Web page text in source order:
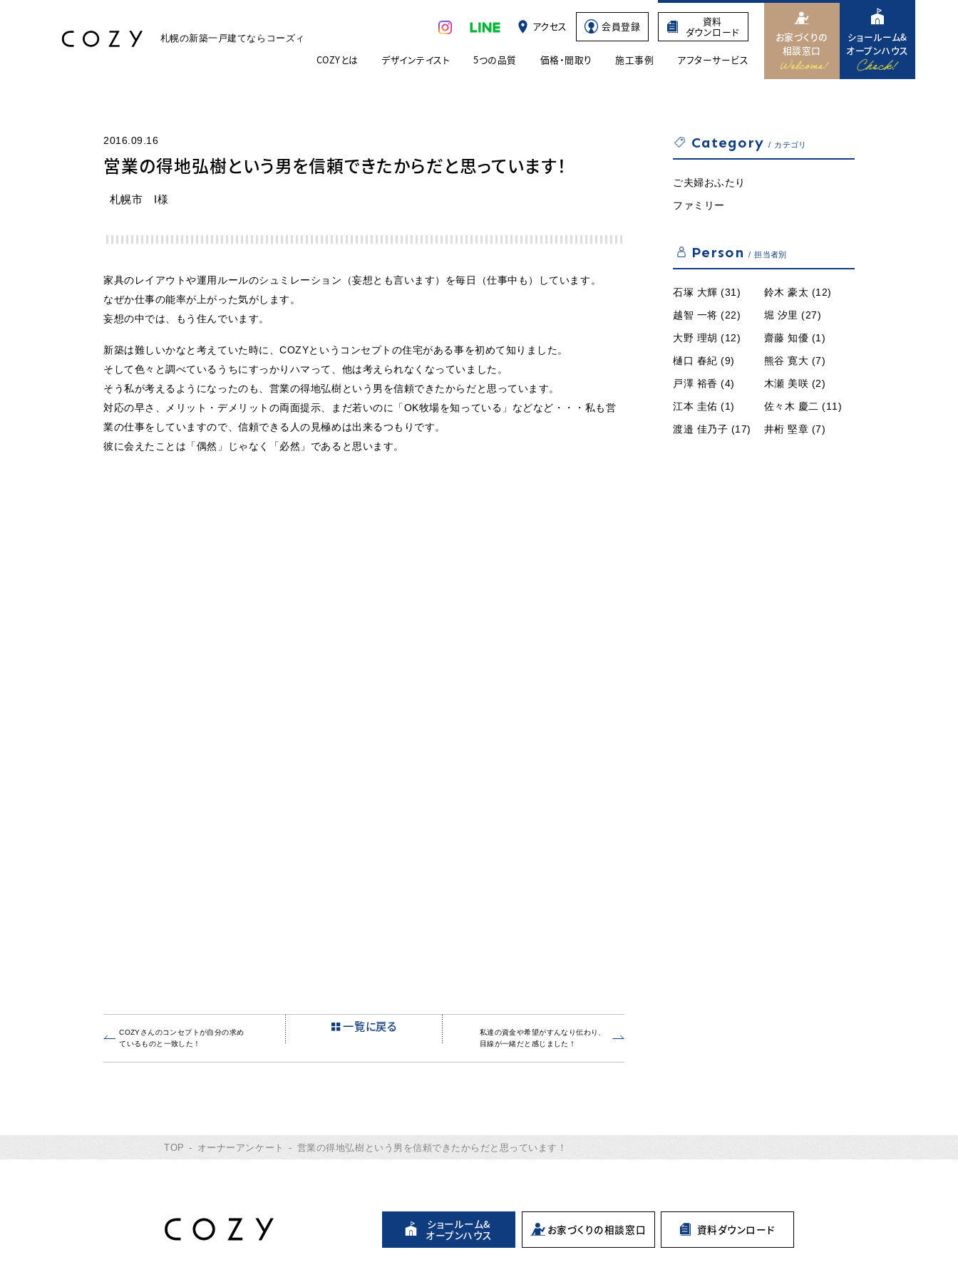
札幌の新築一戸建てなら コーズィ
アクセス 会員登録 資料
ダウンロード
お家づくりの
相談窓口
ショールーム&
オープンハウス
COZYとは デザインテイスト 5つの品質 価格・間取り 施工事例 アフターサービス
2016.09.16
営業の得地弘樹という男を信頼できたからだと思っています！
札幌市 I様
家具のレイアウトや運用ルールのシュミレーション（妄想とも言います）を毎日（仕事中も）しています。
なぜか仕事の能率が上がった気がします。
妄想の中では、もう住んでいます。
新築は難しいかなと考えていた時に、COZYというコンセプトの住宅がある事を初めて知りました。
そして色々と調べているうちにすっかりハマって、他は考えられなくなっていました。
そう私が考えるようになったのも、営業の得地弘樹という男を信頼できたからだと思っています。
対応の早さ、メリット・デメリットの両面提示、まだ若いのに「OK牧場を知っている」などなど・・・私も営
業の仕事をしていますので、信頼できる人の見極めは出来るつもりです。
彼に会えたことは「偶然」じゃなく「必然」であると思います。
COZYさんのコンセプトが自分の求め
ているものと一致した！
私達の資金や希望がすんなり伝わり、
目線が一緒だと感じました！
一覧に戻る
Category カテゴリ
ご夫婦おふたり
ファミリー
Person 担当者別
石塚 大輝 (31) 鈴木 豪太 (12)
越智 一将 (22) 堀 汐里 (27)
大野 理胡 (12) 齋藤 知優 (1)
樋口 春紀 (9) 熊谷 寛大 (7)
戸澤 裕香 (4) 木瀬 美咲 (2)
江本 圭佑 (1) 佐々木 慶二 (11)
渡邉 佳乃子 (17) 井桁 堅章 (7)
TOP オーナーアンケート 営業の得地弘樹という男を信頼できたからだと思っています！
ショールーム&
オープンハウス
お家づくりの相談窓口 資料ダウンロード